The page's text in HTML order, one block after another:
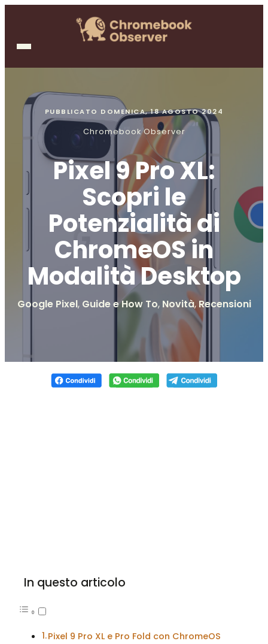
PUBBLICATO DOMENICA, 18 AGOSTO 2024
Chromebook Observer
Pixel 9 Pro XL:
Scopri le
Potenzialità di
ChromeOS in
Modalità Desktop
Google Pixel, Guide e How To, Novità, Recensioni
In questo articolo
Pixel 9 Pro XL e Pro Fold con ChromeOS